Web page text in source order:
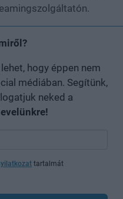
hogy éppen nem
médiában. Segítünk,
neked a
tartalmát